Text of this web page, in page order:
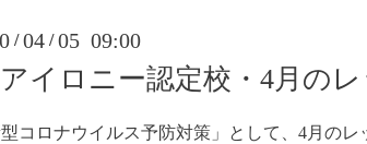
/04 /05 09:00
アイロニー認定校・4月の
型コロナウイルス予防対策」として、4月のレ